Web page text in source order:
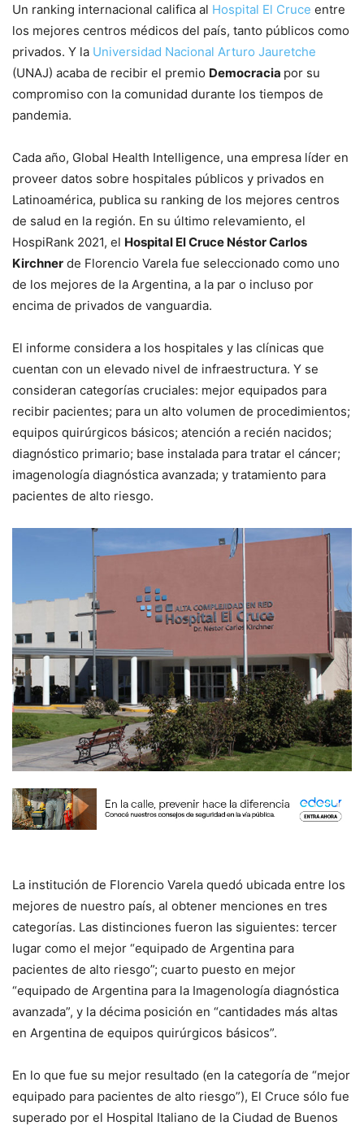
Un ranking internacional califica al Hospital El Cruce entre
los mejores centros médicos del país, tanto públicos como
privados. Y la Universidad Nacional Arturo Jauretche
(UNAJ) acaba de recibir el premio Democracia por su
compromiso con la comunidad durante los tiempos de
pandemia.
Cada año, Global Health Intelligence, una empresa líder en
proveer datos sobre hospitales públicos y privados en
Latinoamérica, publica su ranking de los mejores centros
de salud en la región. En su último relevamiento, el
HospiRank 2021, el Hospital El Cruce Néstor Carlos
Kirchner de Florencio Varela fue seleccionado como uno
de los mejores de la Argentina, a la par o incluso por
encima de privados de vanguardia.
El informe considera a los hospitales y las clínicas que
cuentan con un elevado nivel de infraestructura. Y se
consideran categorías cruciales: mejor equipados para
recibir pacientes; para un alto volumen de procedimientos;
equipos quirúrgicos básicos; atención a recién nacidos;
diagnóstico primario; base instalada para tratar el cáncer;
imagenología diagnóstica avanzada; y tratamiento para
pacientes de alto riesgo.
La institución de Florencio Varela quedó ubicada entre los
mejores de nuestro país, al obtener menciones en tres
categorías. Las distinciones fueron las siguientes: tercer
lugar como el mejor “equipado de Argentina para
pacientes de alto riesgo”; cuarto puesto en mejor
“equipado de Argentina para la Imagenología diagnóstica
avanzada”, y la décima posición en “cantidades más altas
en Argentina de equipos quirúrgicos básicos”.
En lo que fue su mejor resultado (en la categoría de “mejor
equipado para pacientes de alto riesgo”), El Cruce sólo fue
superado por el Hospital Italiano de la Ciudad de Buenos